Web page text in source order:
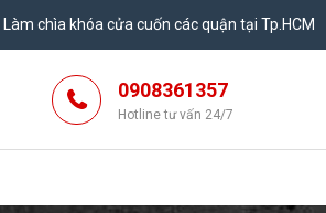
Làm chìa khóa cửa cuốn các quận tại Tp.HCM
0908361357
Hotline tư vấn 24/7